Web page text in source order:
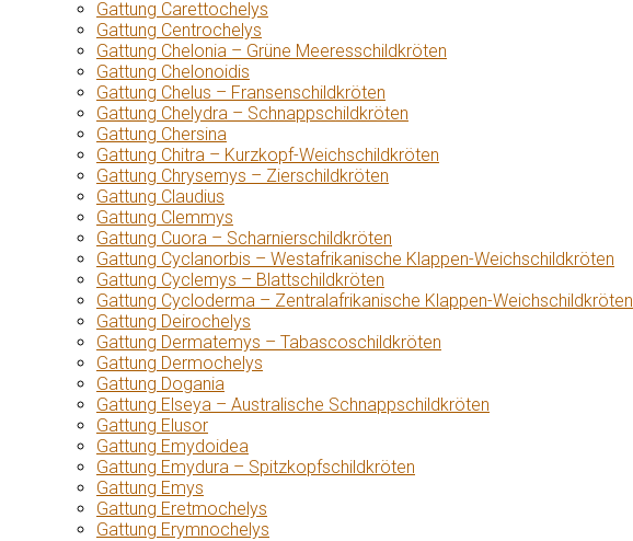
Gattung Carettochelys
Gattung Centrochelys
Gattung Chelonia – Grüne Meeresschildkröten
Gattung Chelonoidis
Gattung Chelus – Fransenschildkröten
Gattung Chelydra – Schnappschildkröten
Gattung Chersina
Gattung Chitra – Kurzkopf-Weichschildkröten
Gattung Chrysemys – Zierschildkröten
Gattung Claudius
Gattung Clemmys
Gattung Cuora – Scharnierschildkröten
Gattung Cyclanorbis – Westafrikanische Klappen-Weichschildkröten
Gattung Cyclemys – Blattschildkröten
Gattung Cycloderma – Zentralafrikanische Klappen-Weichschildkröten
Gattung Deirochelys
Gattung Dermatemys – Tabascoschildkröten
Gattung Dermochelys
Gattung Dogania
Gattung Elseya – Australische Schnappschildkröten
Gattung Elusor
Gattung Emydoidea
Gattung Emydura – Spitzkopfschildkröten
Gattung Emys
Gattung Eretmochelys
Gattung Erymnochelys